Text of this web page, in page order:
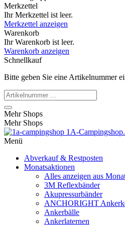
Merkzettel
Ihr Merkzettel ist leer.
Merkzettel anzeigen
Warenkorb
Ihr Warenkorb ist leer.
Warenkorb anzeigen
Schnellkauf
Bitte geben Sie eine Artikelnummer
Mehr Shops
Mehr Shops
1A-
Menü
Abverkauf & Restposten
Monatsaktionen
Alles anzeigen aus
3M Reflexbänder
Akupressurbänder
ANCHORIGHT
Ankerbälle
Ankerlaternen